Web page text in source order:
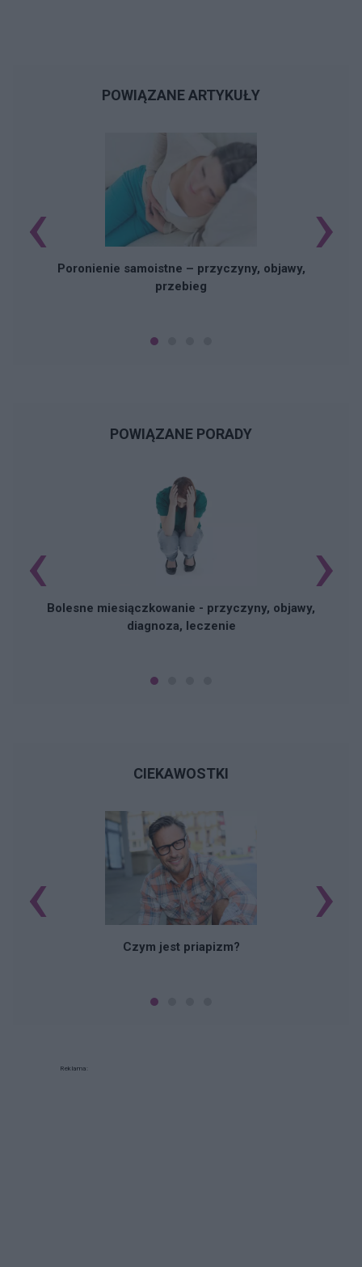
POWIĄZANE ARTYKUŁY
Poronienie samoistne – przyczyny, objawy,
przebieg
‹ ›
POWIĄZANE PORADY
Bolesne miesiączkowanie - przyczyny, objawy,
diagnoza, leczenie
‹ ›
CIEKAWOSTKI
Czym jest priapizm?
‹ ›
Reklama: